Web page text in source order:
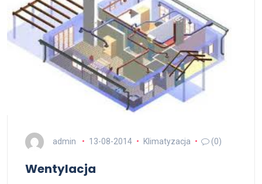
admin 13-08-2014 Klimatyzacja (0)
Wentylacja